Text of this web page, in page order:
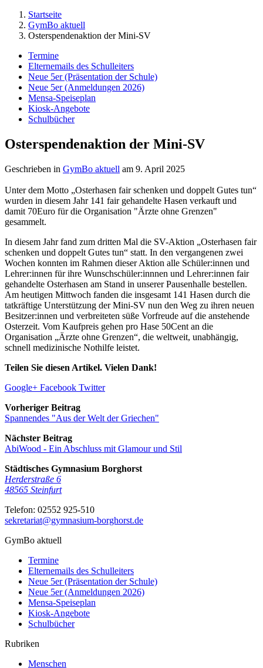
Startseite
GymBo aktuell
Osterspendenaktion der Mini-SV
Termine
Elternemails des Schulleiters
Neue 5er (Präsentation der Schule)
Neue 5er (Anmeldungen 2026)
Mensa-Speiseplan
Kiosk-Angebote
Schulbücher
Osterspendenaktion der Mini-SV
Geschrieben in GymBo aktuell am 9. April 2025
Unter dem Motto „Osterhasen fair schenken und doppelt Gutes tun“
wurden in diesem Jahr 141 fair gehandelte Hasen verkauft und
damit 70Euro für die Organisation "Ärzte ohne Grenzen"
gesammelt.
In diesem Jahr fand zum dritten Mal die SV-Aktion „Osterhasen fair
schenken und doppelt Gutes tun“ statt. In den vergangenen zwei
Wochen konnten im Rahmen dieser Aktion alle Schüler:innen und
Lehrer:innen für ihre Wunschschüler:innnen und Lehrer:innen fair
gehandelte Osterhasen am Stand in unserer Pausenhalle bestellen.
Am heutigen Mittwoch fanden die insgesamt 141 Hasen durch die
tatkräftige Unterstützung der Mini-SV nun den Weg zu ihren neuen
Besitzer:innen und verbreiteten süße Vorfreude auf die anstehende
Osterzeit. Vom Kaufpreis gehen pro Hase 50Cent an die
Organisation „Ärzte ohne Grenzen“, die weltweit, unabhängig,
schnell medizinische Nothilfe leistet.
Teilen Sie diesen Artikel. Vielen Dank!
Google+ Facebook Twitter
Vorheriger Beitrag
Spannendes "Aus der Welt der Griechen"
Nächster Beitrag
AbiWood - Ein Abschluss mit Glamour und Stil
Städtisches Gymnasium Borghorst
Herderstraße 6
48565 Steinfurt
Telefon: 02552 925-510
sekretariat@gymnasium-borghorst.de
GymBo aktuell
Termine
Elternemails des Schulleiters
Neue 5er (Präsentation der Schule)
Neue 5er (Anmeldungen 2026)
Mensa-Speiseplan
Kiosk-Angebote
Schulbücher
Rubriken
Menschen